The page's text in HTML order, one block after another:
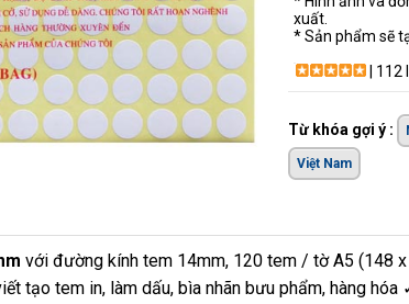
xuất.
* Sản phẩm sẽ
|
Từ khóa gợi ý :
Việt Nam
với đường kính tem 14mm, 120 tem / tờ A5 (148
tạo tem in, làm dấu, bìa nhãn bưu phẩm, hàng